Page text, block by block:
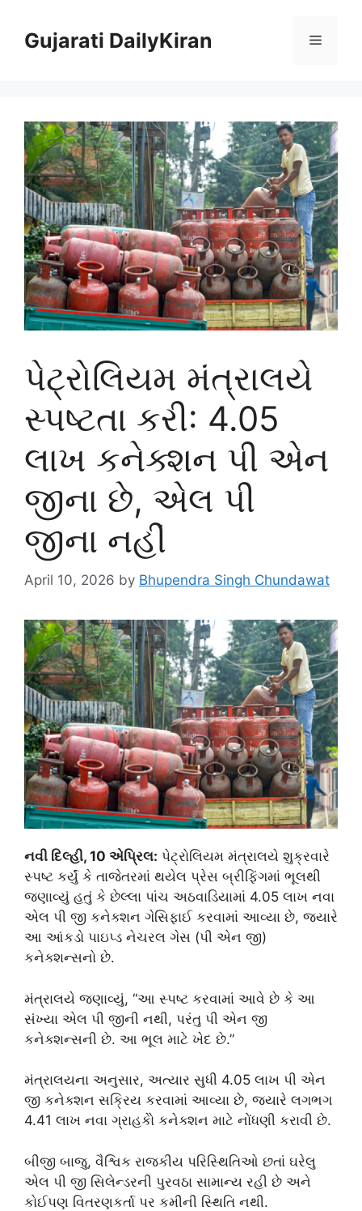
contentGujarati DailyKiran Menu
પેટ્રોલિયમ મંત્રાલયે
સ્પષ્ટતા કરી: 4.05
લાખ કનેક્શન પી એન
જીના છે, એલ પી
જીના નહીં
April 10, 2026 by Bhupendra Singh Chundawat
નવી દિલ્હી, 10 એપ્રિલ: પેટ્રોલિયમ મંત્રાલયે શુક્રવારે
સ્પષ્ટ કર્યું કે તાજેતરમાં થયેલ પ્રેસ બ્રીફિંગમાં ભૂલથી
જણાવ્યું હતું કે છેલ્લા પાંચ અઠવાડિયામાં 4.05 લાખ નવા
એલ પી જી કનેક્શન ગેસિફાઈ કરવામાં આવ્યા છે, જ્યારે
આ આંકડો પાઇપ્ડ નેચરલ ગેસ (પી એન જી)
કનેક્શન્સનો છે.
મંત્રાલયે જણાવ્યું, “આ સ્પષ્ટ કરવામાં આવે છે કે આ
સંખ્યા એલ પી જીની નથી, પરંતુ પી એન જી
કનેક્શન્સની છે. આ ભૂલ માટે ખેદ છે.”
મંત્રાલયના અનુસાર, અત્યાર સુધી 4.05 લાખ પી એન
જી કનેક્શન સક્રિય કરવામાં આવ્યા છે, જ્યારે લગભગ
4.41 લાખ નવા ગ્રાહકોે કનેક્શન માટે નોંધણી કરાવી છે.
બીજી બાજુ, વૈશ્વિક રાજકીય પરિસ્થિતિઓ છતાં ઘરેલુ
એલ પી જી સિલેન્ડરની પુરવઠા સામાન્ય રહી છે અને
કોઈપણ વિતરણકર્તા પર કમીની સ્થિતિ નથી.